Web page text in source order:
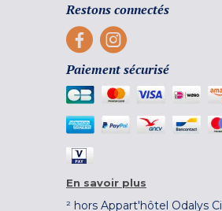
Restons connectés
Paiement sécurisé
En savoir plus
² hors Appart'hôtel Odalys